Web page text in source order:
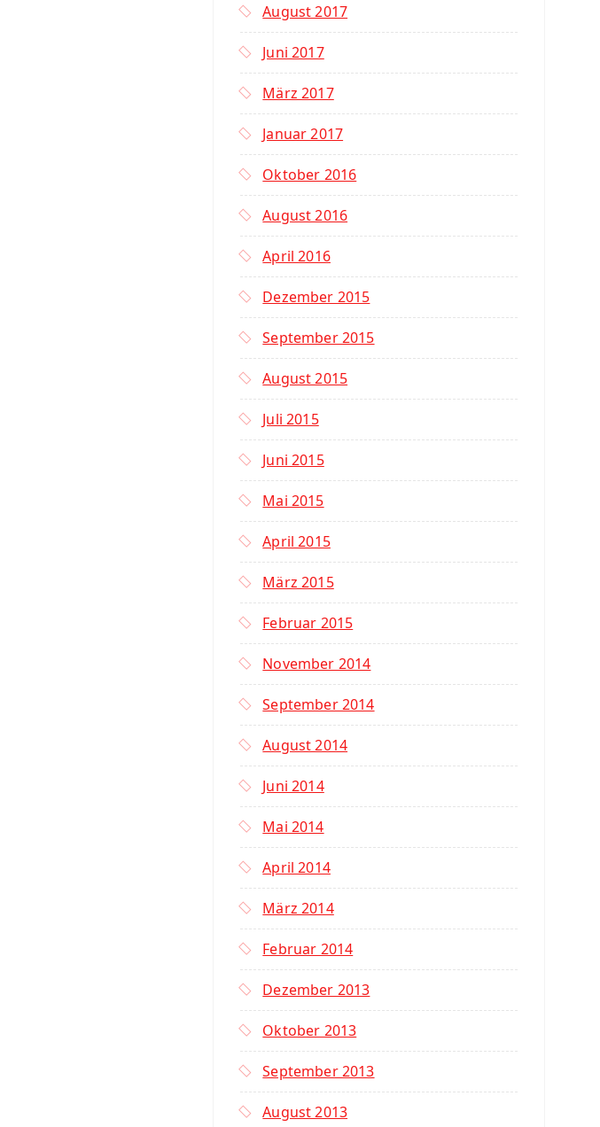
August 2017
Juni 2017
März 2017
Januar 2017
Oktober 2016
August 2016
April 2016
Dezember 2015
September 2015
August 2015
Juli 2015
Juni 2015
Mai 2015
April 2015
März 2015
Februar 2015
November 2014
September 2014
August 2014
Juni 2014
Mai 2014
April 2014
März 2014
Februar 2014
Dezember 2013
Oktober 2013
September 2013
August 2013